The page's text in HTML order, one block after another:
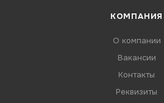
КОМПАНИЯ
О компании
Вакансии
Контакты
Реквизиты